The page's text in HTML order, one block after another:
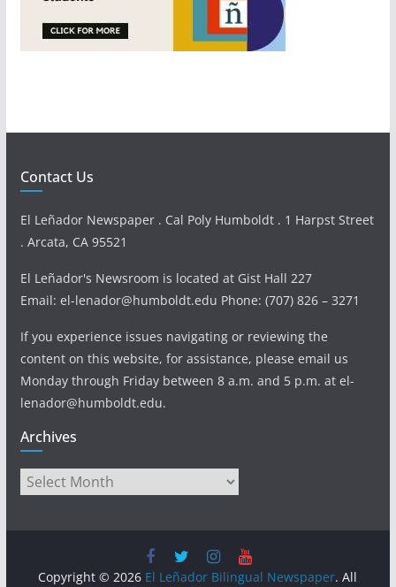
Contact Us
El Leñador Newspaper . Cal Poly Humboldt . 1 Harpst Street
. Arcata, CA 95521
El Leñador's Newsroom is located at Gist Hall 227
Email: el-lenador@humboldt.edu Phone: (707) 826 – 3271
If you experience issues navigating or reviewing the
content on this website, for assistance, please email us
Monday through Friday between 8 a.m. and 5 p.m. at el-
lenador@humboldt.edu.
Archives
Archives
Copyright © 2026 El Leñador Bilingual Newspaper. All